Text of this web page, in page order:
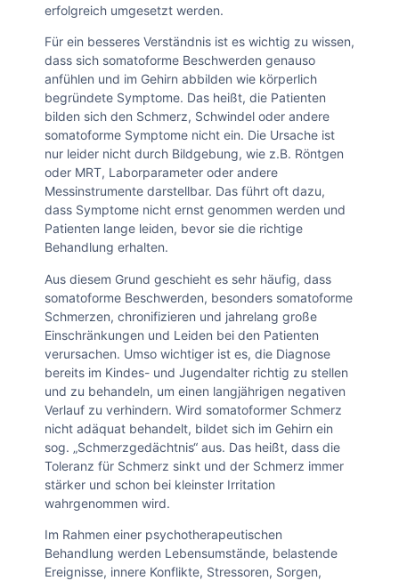
erfolgreich umgesetzt werden.
Für ein besseres Verständnis ist es wichtig zu wissen,
dass sich somatoforme Beschwerden genauso
anfühlen und im Gehirn abbilden wie körperlich
begründete Symptome. Das heißt, die Patienten
bilden sich den Schmerz, Schwindel oder andere
somatoforme Symptome nicht ein. Die Ursache ist
nur leider nicht durch Bildgebung, wie z.B. Röntgen
oder MRT, Laborparameter oder andere
Messinstrumente darstellbar. Das führt oft dazu,
dass Symptome nicht ernst genommen werden und
Patienten lange leiden, bevor sie die richtige
Behandlung erhalten.
Aus diesem Grund geschieht es sehr häufig, dass
somatoforme Beschwerden, besonders somatoforme
Schmerzen, chronifizieren und jahrelang große
Einschränkungen und Leiden bei den Patienten
verursachen. Umso wichtiger ist es, die Diagnose
bereits im Kindes- und Jugendalter richtig zu stellen
und zu behandeln, um einen langjährigen negativen
Verlauf zu verhindern. Wird somatoformer Schmerz
nicht adäquat behandelt, bildet sich im Gehirn ein
sog. „Schmerzgedächtnis“ aus. Das heißt, dass die
Toleranz für Schmerz sinkt und der Schmerz immer
stärker und schon bei kleinster Irritation
wahrgenommen wird.
Im Rahmen einer psychotherapeutischen
Behandlung werden Lebensumstände, belastende
Ereignisse, innere Konflikte, Stressoren, Sorgen,